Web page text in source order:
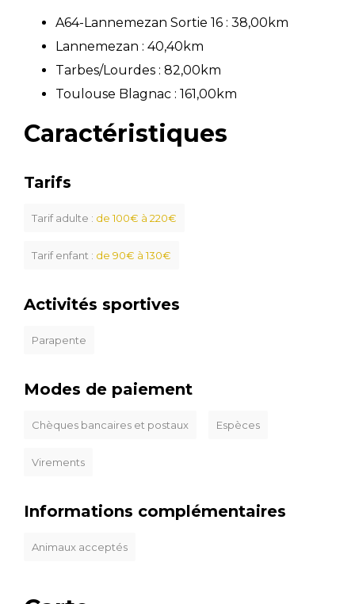
A64-Lannemezan Sortie 16 : 38,00km
Lannemezan : 40,40km
Tarbes/Lourdes : 82,00km
Toulouse Blagnac : 161,00km
Caractéristiques
Tarifs
Tarif adulte : de 100€ à 220€
Tarif enfant : de 90€ à 130€
Activités sportives
Parapente
Modes de paiement
Chèques bancaires et postaux Espèces
Virements
Informations complémentaires
Animaux acceptés